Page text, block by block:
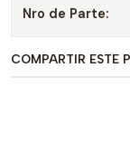
Nro de Parte:
COMPARTIR ESTE